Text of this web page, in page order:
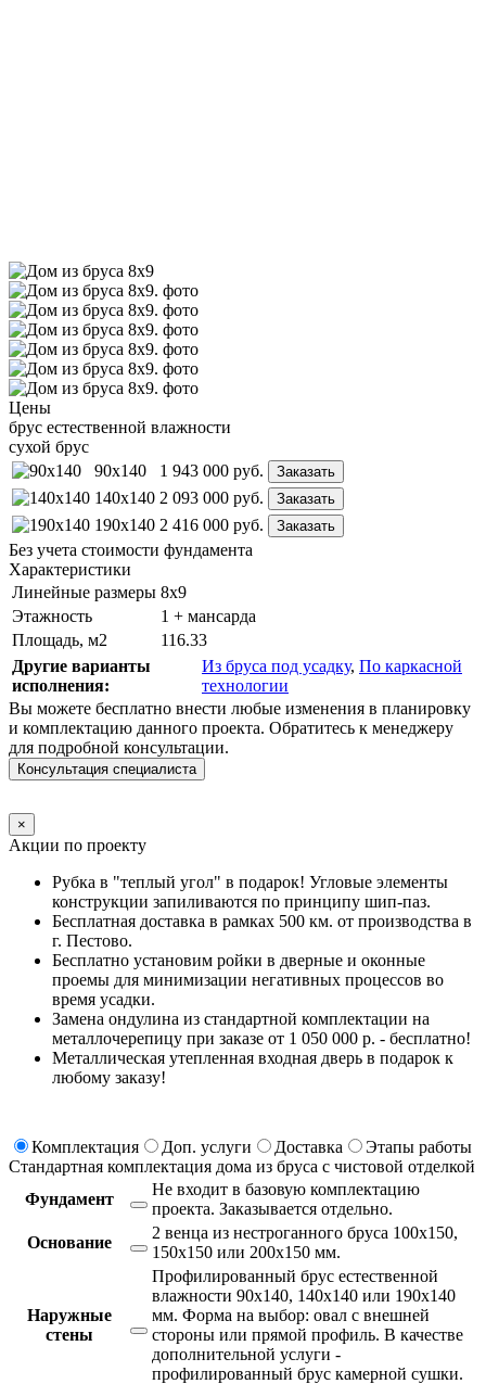
Цены
брус естественной влажности
сухой брус
90x140
1 943 000 руб. Заказать
140x140 2 093 000 руб. Заказать
190x140 2 416 000 руб. Заказать
Без учета стоимости фундамента
Характеристики
Линейные размеры 8х9
Этажность
1 + мансарда
Площадь, м2
116.33
Другие варианты
исполнения:
Из бруса под усадку, По каркасной
технологии
Вы можете бесплатно внести любые изменения в планировку
и комплектацию данного проекта. Обратитесь к менеджеру
для подробной консультации.
Консультация специалиста
×
Акции по проекту
Рубка в "теплый угол" в подарок! Угловые элементы
конструкции запиливаются по принципу шип-паз.
Бесплатная доставка в рамках 500 км. от производства в
г. Пестово.
Бесплатно установим ройки в дверные и оконные
проемы для минимизации негативных процессов во
время усадки.
Замена ондулина из стандартной комплектации на
металлочерепицу при заказе от 1 050 000 р. - бесплатно!
Металлическая утепленная входная дверь в подарок к
любому заказу!
Комплектация Доп. услуги Доставка
Этапы работы
Стандартная комплектация дома из бруса с чистовой отделкой
Фундамент
Не входит в базовую комплектацию
проекта. Заказывается отдельно.
Основание
2 венца из нестроганного бруса 100х150,
150х150 или 200х150 мм.
Наружные
стены
Профилированный брус естественной
влажности 90х140, 140х140 или 190х140
мм. Форма на выбор: овал с внешней
стороны или прямой профиль. В качестве
дополнительной услуги -
профилированный брус камерной сушки.